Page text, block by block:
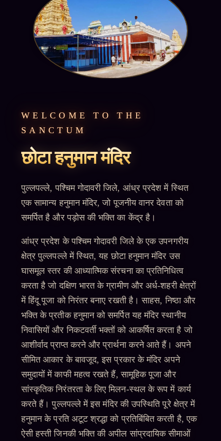
WELCOME TO THE
SANCTUM
छोटा हनुमान मंदिर
पुल्लपल्ले, पश्चिम गोदावरी जिले, आंध्र प्रदेश में स्थित
एक सामान्य हनुमान मंदिर, जो पूजनीय वानर देवता को
समर्पित है और पड़ोस की भक्ति का केंद्र है।
आंध्र प्रदेश के पश्चिम गोदावरी जिले के एक उपनगरीय
क्षेत्र पुल्लपल्ले में स्थित, यह छोटा हनुमान मंदिर उस
घासमूल स्तर की आध्यात्मिक संरचना का प्रतिनिधित्व
करता है जो दक्षिण भारत के ग्रामीण और अर्ध-शहरी क्षेत्रों
में हिंदू पूजा को निरंतर बनाए रखती है। साहस, निष्ठा और
भक्ति के प्रतीक हनुमान को समर्पित यह मंदिर स्थानीय
निवासियों और निकटवर्ती भक्तों को आकर्षित करता है जो
आशीर्वाद प्राप्त करने और प्रार्थना करने आते हैं। अपने
सीमित आकार के बावजूद, इस प्रकार के मंदिर अपने
समुदायों में काफी महत्व रखते हैं, सामूहिक पूजा और
सांस्कृतिक निरंतरता के लिए मिलन-स्थल के रूप में कार्य
करते हैं। पुल्लपल्ले में इस मंदिर की उपस्थिति पूरे क्षेत्र में
हनुमान के प्रति अटूट श्रद्धा को प्रतिबिंबित करती है, एक
ऐसी हस्ती जिनकी भक्ति की अपील सांप्रदायिक सीमाओं